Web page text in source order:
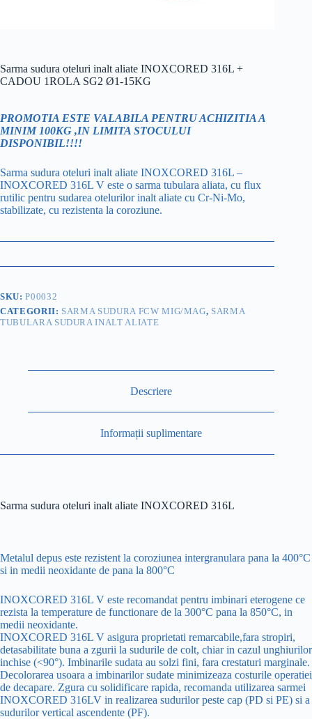
Sarma sudura oteluri inalt aliate INOXCORED 316L +
CADOU 1ROLA SG2 Ø1-15KG
PROMOTIA ESTE VALABILA PENTRU ACHIZITIA A
MINIM 100KG ,IN LIMITA STOCULUI
DISPONIBIL!!!!
Sarma sudura oteluri inalt aliate INOXCORED 316L –
INOXCORED 316L V este o sarma tubulara aliata, cu flux
rutilic pentru sudarea otelurilor inalt aliate cu Cr-Ni-Mo,
stabilizate, cu rezistenta la coroziune.
SKU:P00032
CATEGORII: SARMA SUDURA FCW MIG/MAG, SARMA
TUBULARA SUDURA INALT ALIATE
Descriere
Informații suplimentare
Sarma sudura oteluri inalt aliate INOXCORED 316L
Metalul depus este rezistent la coroziunea intergranulara pana la 400°C
si in medii neoxidante de pana la 800°C
INOXCORED 316L V este recomandat pentru imbinari eterogene ce
rezista la temperature de functionare de la 300°C pana la 850°C, in
medii neoxidante.
INOXCORED 316L V asigura proprietati remarcabile,fara stropiri,
detasabilitate buna a zgurii la sudurile de colt, chiar in cazul unghiurilor
inchise (<90°). Imbinarile sudata au solzi fini, fara crestaturi marginale.
Decolorarea usoara a imbinarilor sudate minimizeaza costurile operatiei
de decapare. Zgura cu solidificare rapida, recomanda utilizarea sarmei
INOXCORED 316LV in realizarea sudurilor peste cap (PD si PE) si a
sudurilor vertical ascendente (PF).